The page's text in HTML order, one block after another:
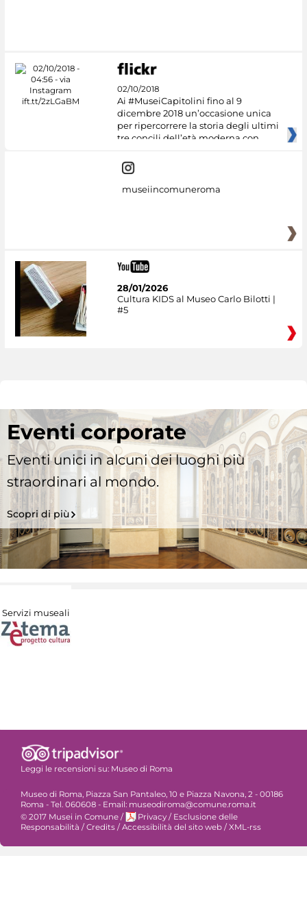
02/10/2018
Ai #MuseiCapitolini fino al 9
dicembre 2018 un’occasione unica
per ripercorrere la storia degli ultimi
tre concili dell’età moderna con
museiincomuneroma
28/01/2026
Cultura KIDS al Museo Carlo Bilotti |
#5
Eventi corporate
Eventi unici in alcuni dei luoghi più
straordinari al mondo.
Scopri di più
Servizi museali
Leggi le recensioni su: Museo di Roma
Museo di Roma, Piazza San Pantaleo, 10 e Piazza Navona, 2 - 00186
Roma - Tel. 060608 - Email: museodiroma@comune.roma.it
© 2017 Musei in Comune / Privacy / Esclusione delle
Responsabilità / Credits / Accessibilità del sito web / XML-rss